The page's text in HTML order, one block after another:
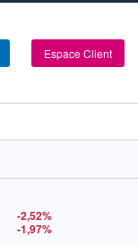
Espace Client
-2,52%
-1,97%